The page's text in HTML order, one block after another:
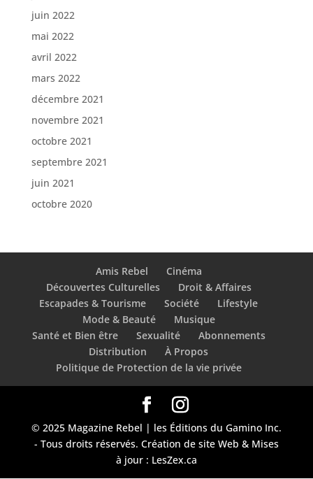
juin 2022
mai 2022
avril 2022
mars 2022
décembre 2021
novembre 2021
octobre 2021
septembre 2021
juin 2021
octobre 2020
Amis Rebel
Cinéma
Découvertes Culturelles
Droit & Affaires
Escapades & Tourisme
Société
Lifestyle
Mode & Beauté
Musique
Santé et Bien être
Sexualité
Abonnements
Distribution
À Propos
Politique de Protection de la vie privée
© 2025 Magazine Rebel | les Éditions du Gamino Inc.
- Tous droits réservés. Création de site Web & Mises
à jour : LesZex.ca